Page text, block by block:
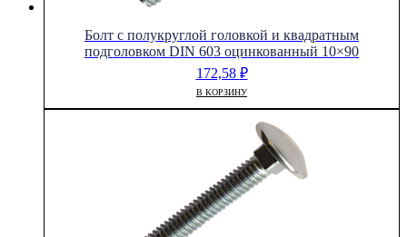
Болт с полукруглой головкой и квадратным
подголовком DIN 603 оцинкованный 10×90
172,58 ₽
В КОРЗИНУ